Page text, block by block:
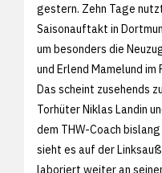
gestern. Zehn Tage
Saisonauftakt in
um besonders die
und Erlend Mamelund
Das scheint zusehends
Torhüter Niklas Landin
dem THW-Coach
sieht es auf der
laboriert weiter an